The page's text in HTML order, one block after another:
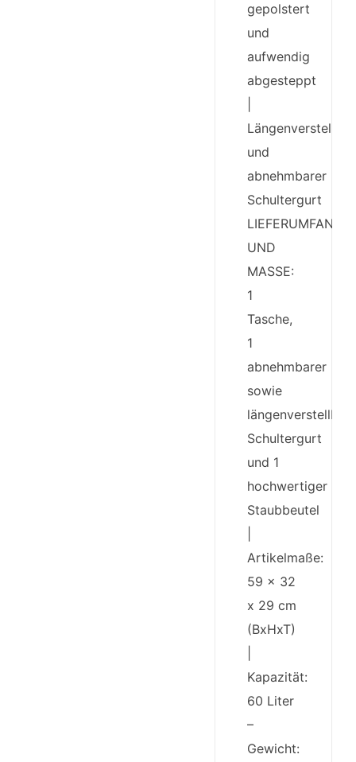
gepolstert
und
aufwendig
abgesteppt
und
abnehmbarer
Schultergurt
LIEFERUMFANG
UND
MASSE:
1
Tasche,
1
abnehmbarer
sowie
Schultergurt
und 1
hochwertiger
Staubbeutel
Artikelmaße:
59 x 32
x 29 cm
(BxHxT)
Kapazität:
60 Liter
–
Gewicht: